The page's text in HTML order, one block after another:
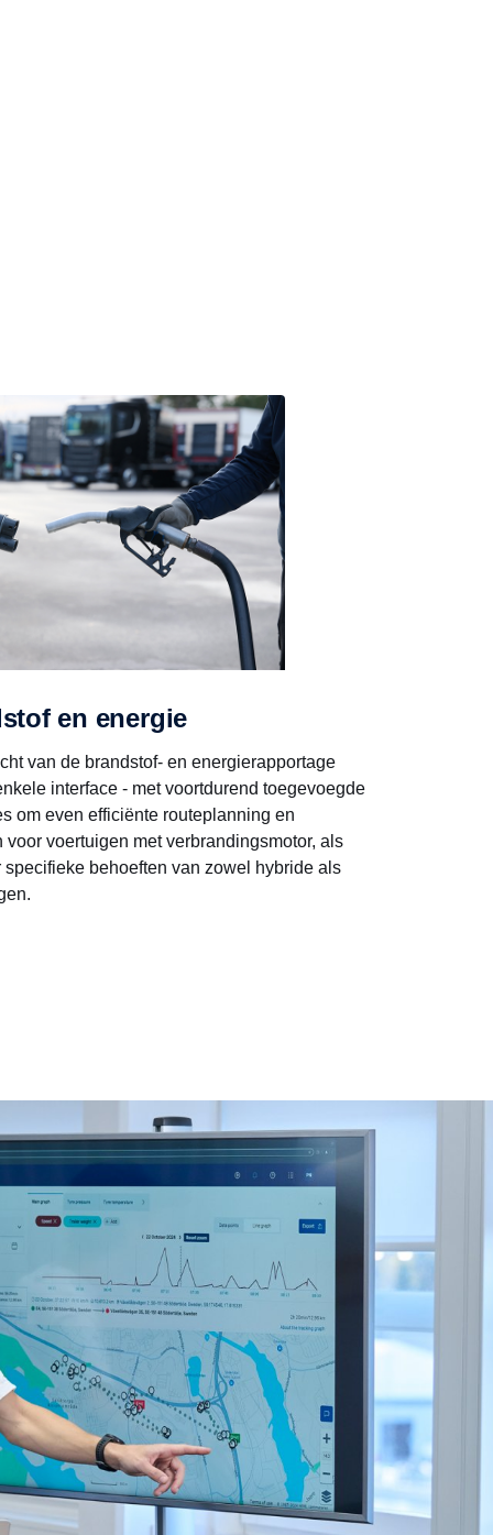
en energie
van de brandstof- en energierapportage
interface - met voortdurend toegevoegde
om even efficiënte routeplanning en
voertuigen met verbrandingsmotor, als
behoeften van zowel hybride als